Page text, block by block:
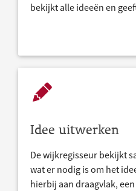
bekijkt alle ideeën en
Idee uitwerken
De wijkregisseur bekijkt
wat er nodig is om het
hierbij aan draagvlak,